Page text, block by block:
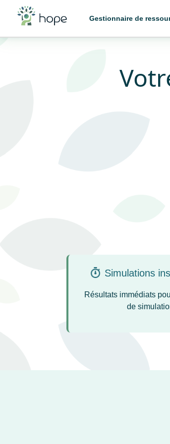
Gestionnaire de
Simulations
Résultats immédiats
de